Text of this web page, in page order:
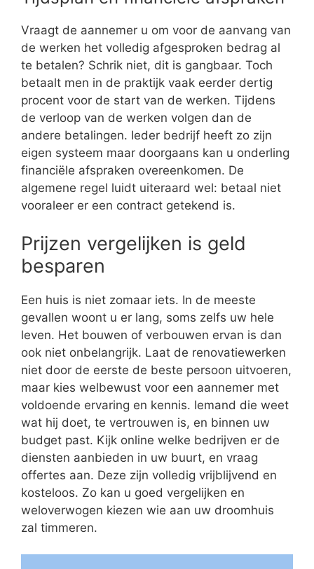
Vraagt de aannemer u om voor de aanvang van
de werken het volledig afgesproken bedrag al
te betalen? Schrik niet, dit is gangbaar. Toch
betaalt men in de praktijk vaak eerder dertig
procent voor de start van de werken. Tijdens
de verloop van de werken volgen dan de
andere betalingen. Ieder bedrijf heeft zo zijn
eigen systeem maar doorgaans kan u onderling
financiële afspraken overeenkomen. De
algemene regel luidt uiteraard wel: betaal niet
vooraleer er een contract getekend is.
Prijzen vergelijken is geld
besparen
Een huis is niet zomaar iets. In de meeste
gevallen woont u er lang, soms zelfs uw hele
leven. Het bouwen of verbouwen ervan is dan
ook niet onbelangrijk. Laat de renovatiewerken
niet door de eerste de beste persoon uitvoeren,
maar kies welbewust voor een aannemer met
voldoende ervaring en kennis. Iemand die weet
wat hij doet, te vertrouwen is, en binnen uw
budget past. Kijk online welke bedrijven er de
diensten aanbieden in uw buurt, en vraag
offertes aan. Deze zijn volledig vrijblijvend en
kosteloos. Zo kan u goed vergelijken en
weloverwogen kiezen wie aan uw droomhuis
zal timmeren.